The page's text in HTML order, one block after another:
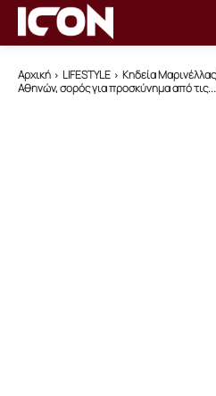
Αρχική LIFESTYLE
Κηδεία
Αθηνών, σορός για προσκύνημα από τις...